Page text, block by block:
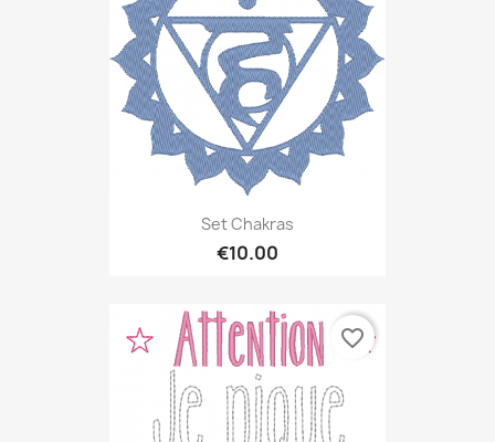
Set Chakras
€10.00
favorite_border